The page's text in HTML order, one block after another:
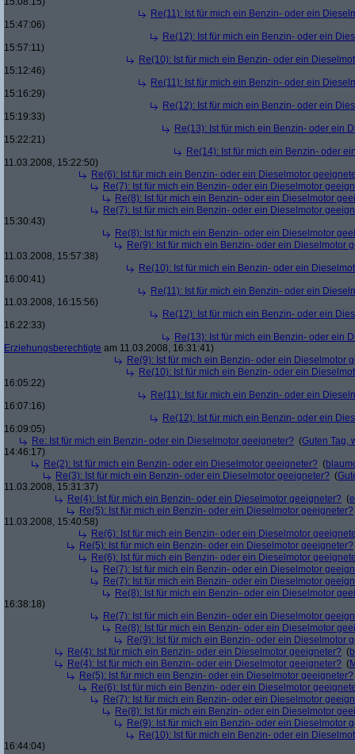
Re(11): Ist für mich ein Benzin- oder ein
15:47:06)
Re(12): Ist für mich ein Benzin- oder ein
15:57:11)
Re(10): Ist für mich ein Benzin- oder ein
15:12:46)
Re(11): Ist für mich ein Benzin- oder ein
15:16:29)
Re(12): Ist für mich ein Benzin- oder ein
15:19:33)
Re(13): Ist für mich ein Benzin- oder ein
15:22:21)
Re(14): Ist für mich ein Benzin- oder
11.03.2008, 15:22:50)
Re(6): Ist für mich ein Benzin- oder ein Dieselmotor
Re(7): Ist für mich ein Benzin- oder ein Dieselmotor
Re(8): Ist für mich ein Benzin- oder ein Dieselmotor
Re(7): Ist für mich ein Benzin- oder ein Dieselmotor
15:30:43)
Re(8): Ist für mich ein Benzin- oder ein Dieselmotor
Re(9): Ist für mich ein Benzin- oder ein Dieselmotor
11.03.2008, 15:57:38)
Re(10): Ist für mich ein Benzin- oder ein
16:00:41)
Re(11): Ist für mich ein Benzin- oder ein
11.03.2008, 16:15:56)
Re(12): Ist für mich ein Benzin- oder ein
16:22:33)
Re(13): Ist für mich ein Benzin- oder ein
Erziehungsberechtigte am 11.03.2008, 16:31:41)
Re(9): Ist für mich ein Benzin- oder ein Dieselmotor
Re(10): Ist für mich ein Benzin- oder ein
16:05:22)
Re(11): Ist für mich ein Benzin- oder ein
16:07:16)
Re(12): Ist für mich ein Benzin- oder ein
16:09:05)
Re: Ist für mich ein Benzin- oder ein Dieselmotor geeigneter? (Guten Tag,
14:46:17)
Re(2): Ist für mich ein Benzin- oder ein Dieselmotor geeigneter? (
Re(3): Ist für mich ein Benzin- oder ein Dieselmotor geeigneter? (
11.03.2008, 15:31:37)
Re(4): Ist für mich ein Benzin- oder ein Dieselmotor geeigneter? (
Re(5): Ist für mich ein Benzin- oder ein Dieselmotor geeigneter?
11.03.2008, 15:40:58)
Re(6): Ist für mich ein Benzin- oder ein Dieselmotor
Re(5): Ist für mich ein Benzin- oder ein Dieselmotor geeigneter?
Re(6): Ist für mich ein Benzin- oder ein Dieselmotor
Re(7): Ist für mich ein Benzin- oder ein Dieselmotor
Re(7): Ist für mich ein Benzin- oder ein Dieselmotor
Re(8): Ist für mich ein Benzin- oder ein Dieselmotor
16:38:18)
Re(7): Ist für mich ein Benzin- oder ein Dieselmotor
Re(8): Ist für mich ein Benzin- oder ein Dieselmotor
Re(9): Ist für mich ein Benzin- oder ein Dieselmotor
Re(4): Ist für mich ein Benzin- oder ein Dieselmotor geeigneter? (
Re(4): Ist für mich ein Benzin- oder ein Dieselmotor geeigneter? (
Re(5): Ist für mich ein Benzin- oder ein Dieselmotor geeigneter?
Re(6): Ist für mich ein Benzin- oder ein Dieselmotor
Re(7): Ist für mich ein Benzin- oder ein Dieselmotor
Re(8): Ist für mich ein Benzin- oder ein Dieselmotor
Re(9): Ist für mich ein Benzin- oder ein Dieselmotor
Re(10): Ist für mich ein Benzin- oder ein
16:44:04)